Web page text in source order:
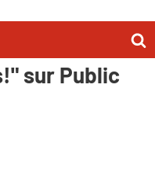
dans
sur Public